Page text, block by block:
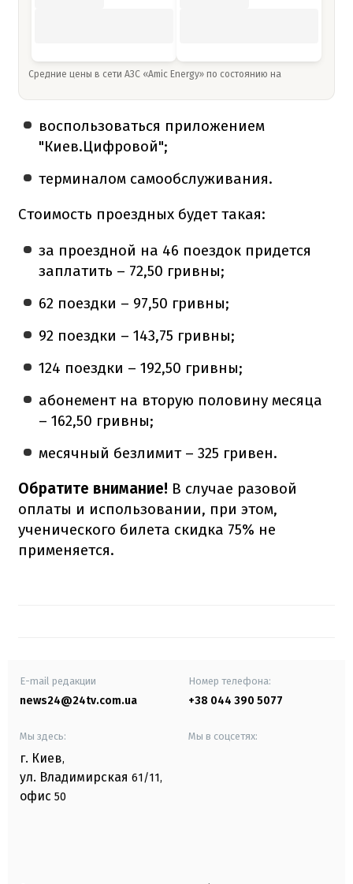
Средние цены в сети АЗС «Amic Energy» по состоянию на
воспользоваться приложением
"Киев.Цифровой";
терминалом самообслуживания.
Стоимость проездных будет такая:
за проездной на 46 поездок придется
заплатить – 72,50 гривны;
62 поездки – 97,50 гривны;
92 поездки – 143,75 гривны;
124 поездки – 192,50 гривны;
абонемент на вторую половину месяца
– 162,50 гривны;
месячный безлимит – 325 гривен.
Обратите внимание! В случае разовой
оплаты и использовании, при этом,
ученического билета скидка 75% не
применяется.
E-mail редакции
news24@24tv.com.ua
Номер телефона:
+38 044 390 5077
Мы здесь:
г. Киев,
ул. Владимирская 61/11,
офис 50
Мы в соцсетях: